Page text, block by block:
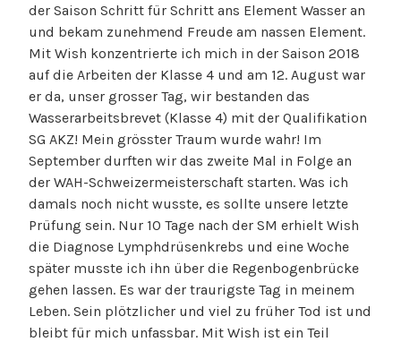
der Saison Schritt für Schritt ans Element Wasser an
und bekam zunehmend Freude am nassen Element.
Mit Wish konzentrierte ich mich in der Saison 2018
auf die Arbeiten der Klasse 4 und am 12. August war
er da, unser grosser Tag, wir bestanden das
Wasserarbeitsbrevet (Klasse 4) mit der Qualifikation
SG AKZ! Mein grösster Traum wurde wahr! Im
September durften wir das zweite Mal in Folge an
der WAH-Schweizermeisterschaft starten. Was ich
damals noch nicht wusste, es sollte unsere letzte
Prüfung sein. Nur 10 Tage nach der SM erhielt Wish
die Diagnose Lymphdrüsenkrebs und eine Woche
später musste ich ihn über die Regenbogenbrücke
gehen lassen. Es war der traurigste Tag in meinem
Leben. Sein plötzlicher und viel zu früher Tod ist und
bleibt für mich unfassbar. Mit Wish ist ein Teil